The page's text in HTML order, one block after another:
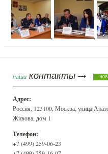
, ,
наши контакты
Адрес:
Россия, 123100, Москва, улица
Живова, дом 1
Телефон:
+7 (499) 259-06-23